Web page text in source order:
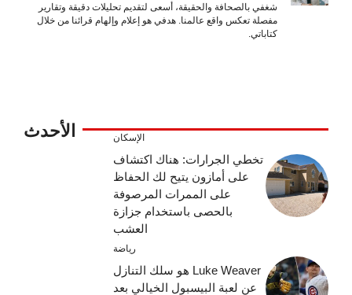
شغفي بالصحافة والحقيقة، أسعى لتقديم تحليلات دقيقة وتقارير
مفصلة تعكس واقع عالمنا. هدفي هو إعلام وإلهام قرائنا من خلال
كتاباتي.
الأحدث الإسكان
تخطي الجرارات: هناك اكتشاف
على أمازون يتيح لك الحفاظ
على الممرات المرصوفة
بالحصى باستخدام جزازة
العشب
رياضة
Luke Weaver هو سلك التنازل
عن لعبة البيسبول الخيالي بعد